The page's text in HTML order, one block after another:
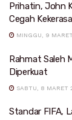
Prihatin, John
Cegah
MINGGU, 9
Rahmat Saleh
Diperkuat
SABTU, 8 MARET
Standar FIFA,